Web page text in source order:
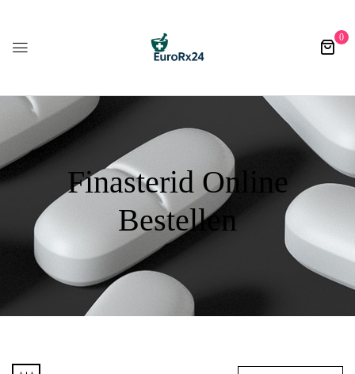
0
Finasterid Online
Bestellen